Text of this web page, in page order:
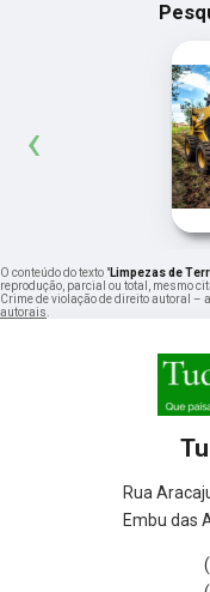
‹
O conteúdo do texto "Limpezas de
reprodução, parcial ou total, mesmo
Crime de violação de direito autoral –
autorais
Rua
Embu das